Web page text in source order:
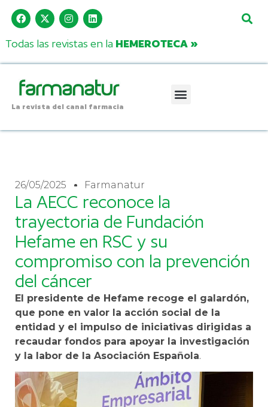
Todas las revistas en la HEMEROTECA »
La revista del canal farmacia
26/05/2025 Farmanatur
La AECC reconoce la
trayectoria de Fundación
Hefame en RSC y su
compromiso con la prevención
del cáncer
El presidente de Hefame recoge el galardón,
que pone en valor la acción social de la
entidad y el impulso de iniciativas dirigidas a
recaudar fondos para apoyar la investigación
y la labor de la Asociación Española.